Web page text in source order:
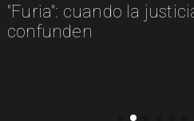
"Furia": cuando la
confunden